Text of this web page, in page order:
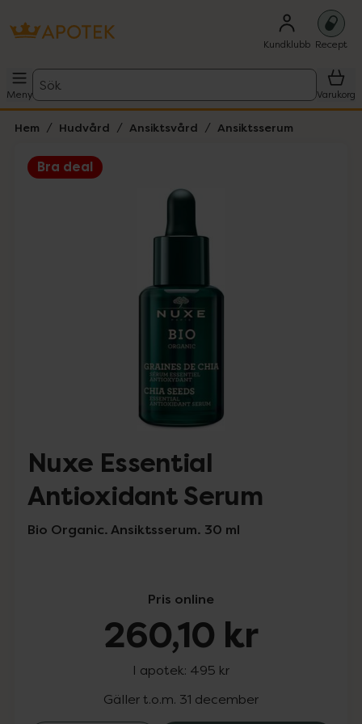
Kundklubb Recept
Meny
Sök
Varukorg
Hem Hudvård Ansiktsvård Ansiktsserum
Bra deal
Nuxe Essential
Antioxidant Serum
Bio Organic. Ansiktsserum. 30 ml
Pris online
260,10 kr
I apotek: 495 kr
Gäller t.o.m. 31 december